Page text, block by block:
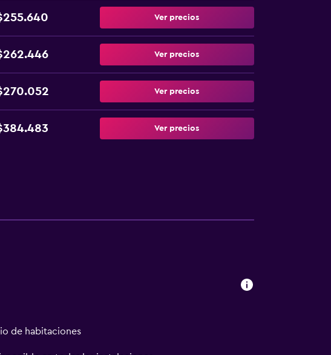
Ver precios
Ver precios
Ver precios
Ver precios
de habitaciones